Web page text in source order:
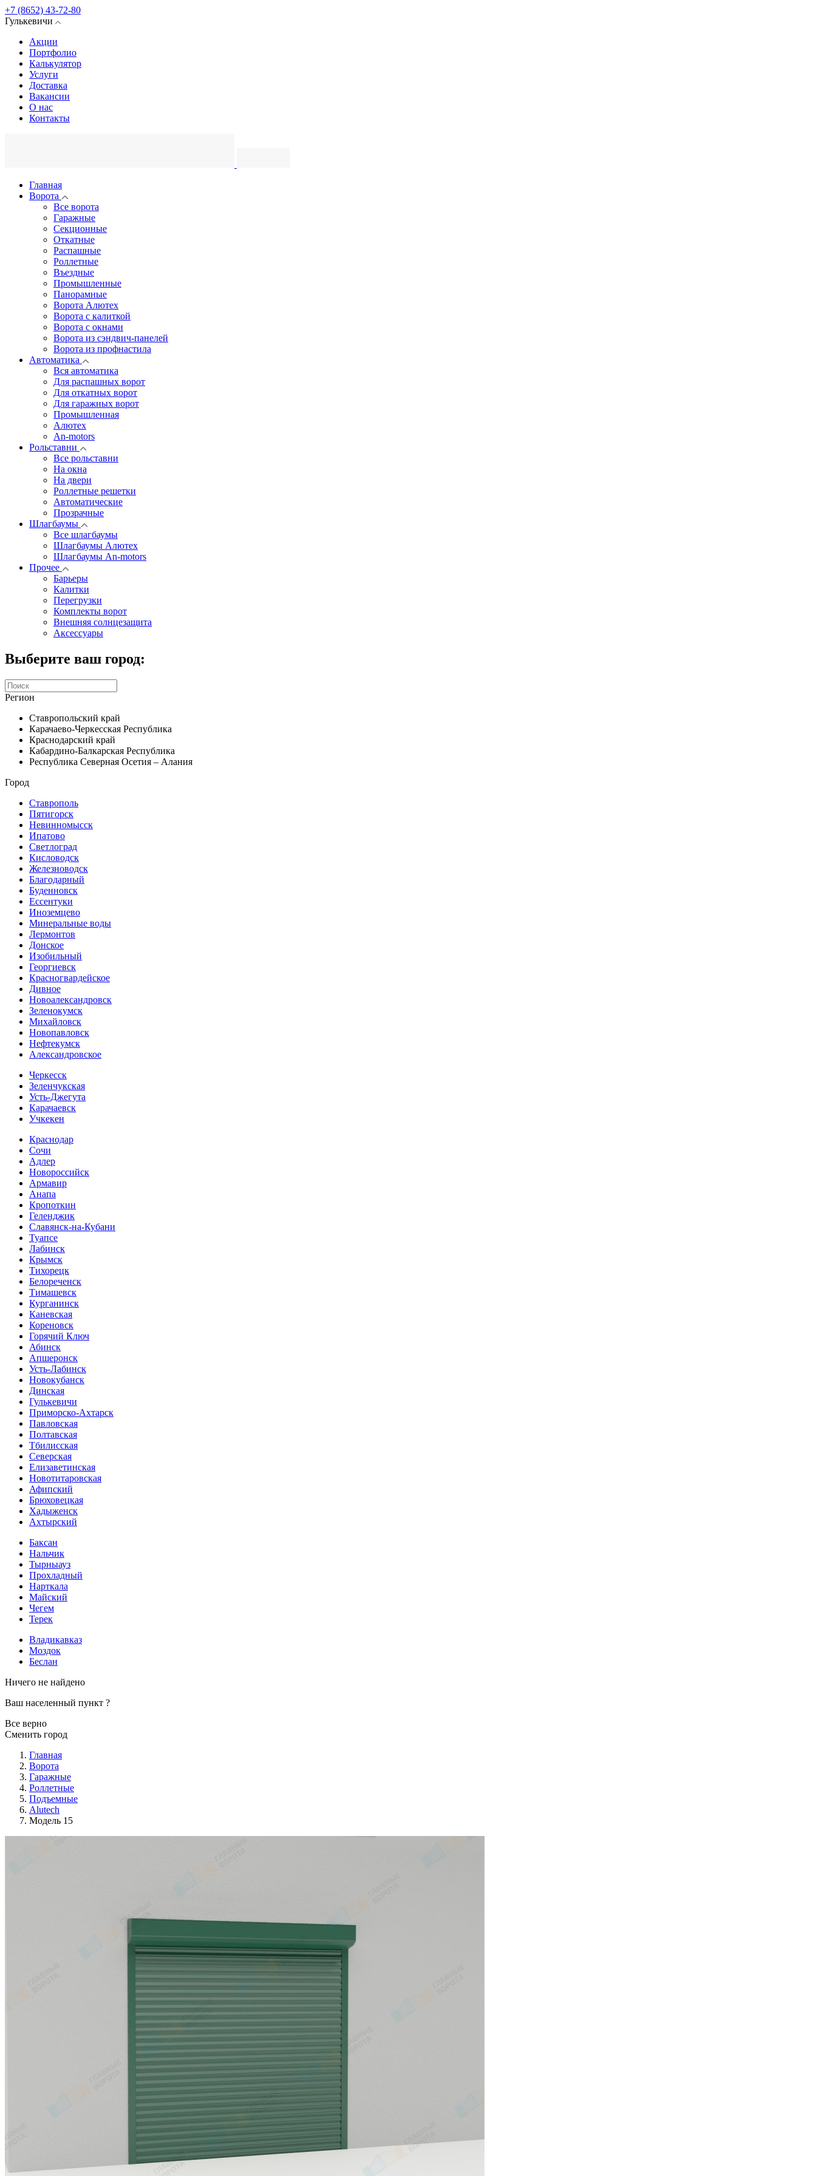
+7 (8652) 43-72-80
Гулькевичи
Акции
Портфолио
Калькулятор
Услуги
Доставка
Вакансии
О нас
Контакты
Главная
Ворота
Все ворота
Гаражные
Секционные
Откатные
Распашные
Роллетные
Въездные
Промышленные
Панорамные
Ворота Алютех
Ворота с калиткой
Ворота c окнами
Ворота из сэндвич-панелей
Ворота из профнастила
Автоматика
Вся автоматика
Для распашных ворот
Для откатных ворот
Для гаражных ворот
Промышленная
Алютех
An-motors
Рольставни
Все рольставни
На окна
На двери
Роллетные решетки
Автоматические
Прозрачные
Шлагбаумы
Все шлагбаумы
Шлагбаумы Алютех
Шлагбаумы An-motors
Прочее
Барьеры
Калитки
Перегрузки
Комплекты ворот
Внешняя солнцезащита
Аксессуары
Выберите ваш город:
Регион
Ставропольский край
Карачаево-Черкесская Республика
Краснодарский край
Кабардино-Балкарская Республика
Республика Северная Осетия – Алания
Город
Ставрополь
Пятигорск
Невинномысск
Ипатово
Светлоград
Кисловодск
Железноводск
Благодарный
Буденновск
Ессентуки
Иноземцево
Минеральные воды
Лермонтов
Донское
Изобильный
Георгиевск
Красногвардейское
Дивное
Новоалександровск
Зеленокумск
Михайловск
Новопавловск
Нефтекумск
Александровское
Черкесск
Зеленчукская
Усть-Джегута
Карачаевск
Учкекен
Краснодар
Сочи
Адлер
Новороссийск
Армавир
Анапа
Кропоткин
Геленджик
Славянск-на-Кубани
Туапсе
Лабинск
Крымск
Тихорецк
Белореченск
Тимашевск
Курганинск
Каневская
Кореновск
Горячий Ключ
Абинск
Апшеронск
Усть-Лабинск
Новокубанск
Динская
Гулькевичи
Приморско-Ахтарск
Павловская
Полтавская
Тбилисская
Северская
Елизаветинская
Новотитаровская
Афипский
Брюховецкая
Хадыженск
Ахтырский
Баксан
Нальчик
Тырныауз
Прохладный
Нарткала
Майский
Чегем
Терек
Владикавказ
Моздок
Беслан
Ничего не найдено
Ваш населенный пункт ?
Все верно
Сменить город
Главная
Ворота
Гаражные
Роллетные
Подъемные
Alutech
Модель 15